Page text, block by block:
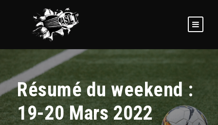
Résumé du weekend :
19-20 Mars 2022